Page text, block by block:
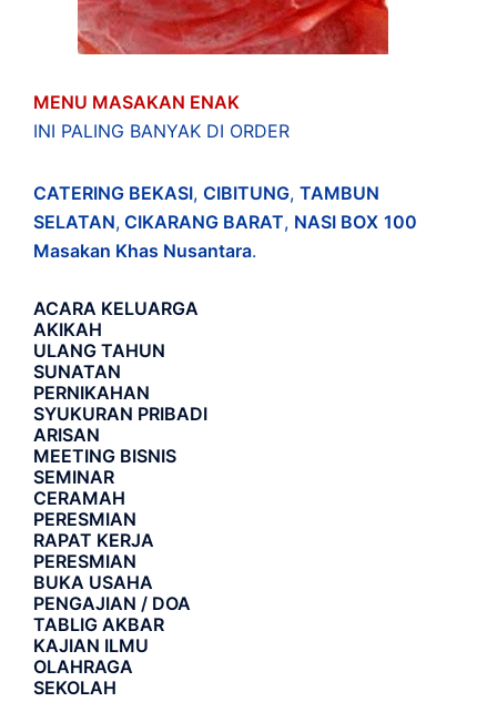
MENU MASAKAN ENAK
INI PALING BANYAK DI ORDER
CATERING BEKASI, CIBITUNG, TAMBUN
SELATAN, CIKARANG BARAT, NASI BOX 100
Masakan Khas Nusantara.
ACARA KELUARGA
AKIKAH
ULANG TAHUN
SUNATAN
PERNIKAHAN
SYUKURAN PRIBADI
ARISAN
MEETING BISNIS
SEMINAR
CERAMAH
PERESMIAN
RAPAT KERJA
PERESMIAN
BUKA USAHA
PENGAJIAN / DOA
TABLIG AKBAR
KAJIAN ILMU
OLAHRAGA
SEKOLAH